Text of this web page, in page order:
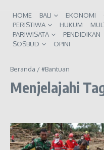
HOME BALI EKONOMI
PERISTIWA
HUKUM
PARIWISATA
PENDIDIKAN
SOSBUD
OPINI
Beranda /#Bantuan
Menjelajahi